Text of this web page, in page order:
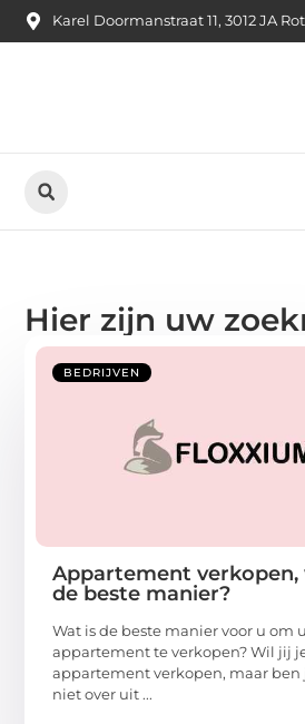
Karel Doormanstraat 11, 3012 JA
Hier zijn uw
BEDRIJVEN
Appartement verkopen,
de beste manier?
Wat is de beste manier voor u om
appartement te verkopen? Wil jij
appartement verkopen, maar ben
niet over uit ...